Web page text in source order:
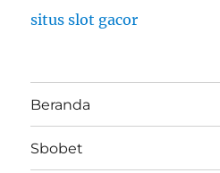
situs slot gacor
Beranda
Sbobet